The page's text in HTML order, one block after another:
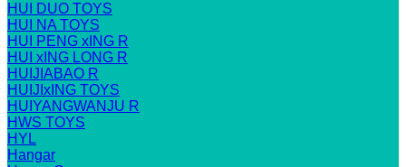
HUI DUO TOYS
HUI NA TOYS
HUI PENG xING R
HUI xING LONG R
HUIJIABAO R
HUIJIxING TOYS
HUIYANGWANJU R
HWS TOYS
HYL
Hangar